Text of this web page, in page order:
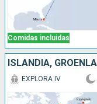
Comidas incluidas
EXPLORA IV